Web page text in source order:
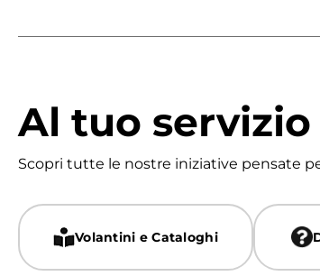
Al tuo servizio
Scopri tutte le nostre iniziative pensate
Volantini e Cataloghi